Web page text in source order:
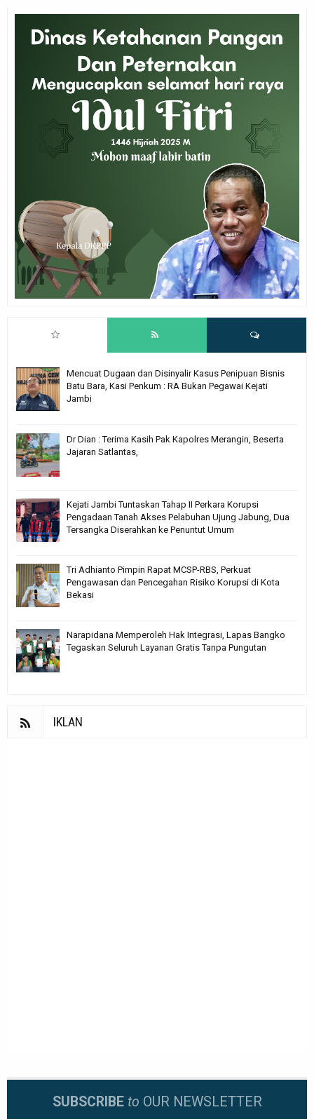
Mencuat Dugaan dan Disinyalir Kasus Penipuan Bisnis
Batu Bara, Kasi Penkum : RA Bukan Pegawai Kejati
Jambi
Dr Dian : Terima Kasih Pak Kapolres Merangin, Beserta
Jajaran Satlantas,
Kejati Jambi Tuntaskan Tahap II Perkara Korupsi
Pengadaan Tanah Akses Pelabuhan Ujung Jabung, Dua
Tersangka Diserahkan ke Penuntut Umum
Tri Adhianto Pimpin Rapat MCSP-RBS, Perkuat
Pengawasan dan Pencegahan Risiko Korupsi di Kota
Bekasi
Narapidana Memperoleh Hak Integrasi, Lapas Bangko
Tegaskan Seluruh Layanan Gratis Tanpa Pungutan
IKLAN
SUBSCRIBE to OUR NEWSLETTER